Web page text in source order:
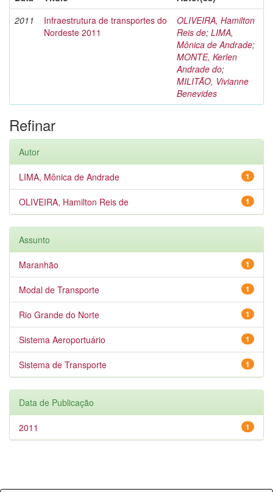
2011
Infraestrutura de transportes do
Nordeste 2011
OLIVEIRA, Hamilton
Reis de; LIMA,
Mônica de Andrade;
MONTE, Kerlen
Andrade do;
MILITÃO, Vivianne
Benevides
Refinar
Autor
1
LIMA, Mônica de Andrade
1
OLIVEIRA, Hamilton Reis de
Assunto
1
Maranhão
1
Modal de Transporte
1
Rio Grande do Norte
1
Sistema Aeroportuário
1
Sistema de Transporte
Data de Publicação
1
2011